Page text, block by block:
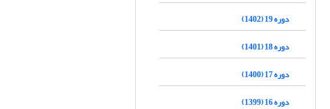
دوره 19 (1402)
دوره 18 (1401)
دوره 17 (1400)
دوره 16 (1399)